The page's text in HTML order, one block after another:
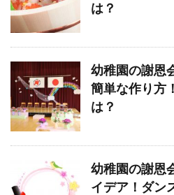
は？
幼稚園の謝恩
簡単な作り方
は？
幼稚園の謝恩
イデア！ダン